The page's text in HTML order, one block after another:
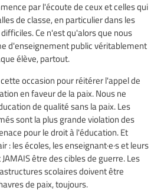
par l'écoute de ceux et celles qui
de classe, en particulier dans les
Ce n'est qu'alors que nous
d'enseignement public véritablement
élève, partout.
occasion pour réitérer l'appel de
en faveur de la paix. Nous ne
de qualité sans la paix. Les
sont la plus grande violation des
pour le droit à l'éducation. Et
les écoles, les enseignant·e·s et leurs
être des cibles de guerre. Les
scolaires doivent être
de paix, toujours.